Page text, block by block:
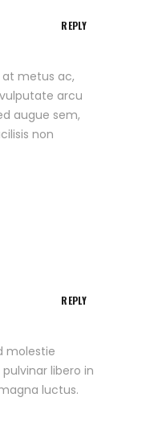
REPLY
at metus ac,
arcu
augue sem,
non
REPLY
molestie
libero in
luctus.